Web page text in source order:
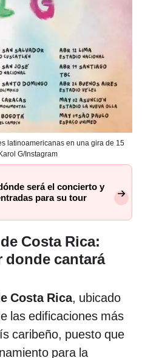
latinoamericanas en una gira de 15
G/Instagram
será el concierto y
para su tour
Costa Rica:
donde cantará
Costa Rica, ubicado
las edificaciones más
caribeño, puesto que
para la